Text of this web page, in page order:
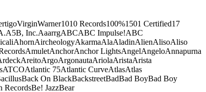
VirginWarner1010 Records100%1501 Certified17
A5B, Inc.AaarrgABCABC Impulse!ABC
AhornAircheologyAkarmaAlaAladinAlienAlisoAliso
AmuletAnchorAnchor LightsAngelAngeloAnnapurna
AreitoArgoArgonautaAriolaAristaArista
ATCOAtlantic 75Atlantic CurveAtlasAtlas
Back On BlackBackstreetBadBad BoyBad Boy
RecordsBe! JazzBear